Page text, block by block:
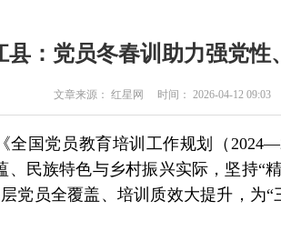
县：党员冬春训助力强党性
文章来源： 红星网 时间： 2026-04-12 09:03
全国党员教育培训工作规划（
、民族特色与乡村振兴实际，坚持“
党员全覆盖、培训质效大提升，为“